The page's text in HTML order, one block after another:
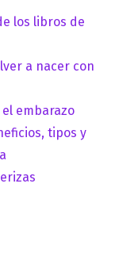
los libros de
a nacer con
embarazo
tipos y